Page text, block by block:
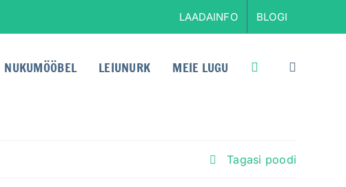
LAADAINFO BLOGI
NUKUMÖÖBEL LEIUNURK MEIE LUGU
Tagasi poodi